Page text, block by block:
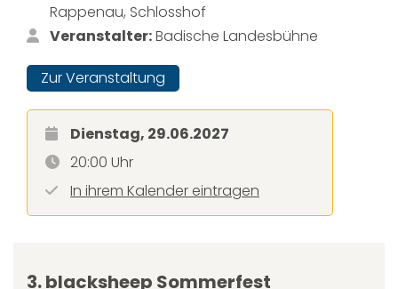
Rappenau, Schlosshof
Veranstalter:Badische Landesbühne
Zur Veranstaltung
Dienstag, 29.06.2027
20:00 Uhr
In ihrem Kalender eintragen
3. blacksheep Sommerfest